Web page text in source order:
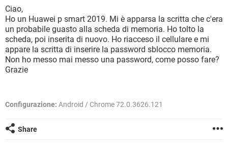
HARDWARE
INSTAGRAM
TIKTOK FACEBOOK
HARDWARE
iOS
INSTAGRAM WHATSAPP
TIKTOK FACEBOOK
HARDWARE
COVID-19
INTRATTENIMENTO ANDROID
iOS WINDOWS 10
INSTAGRAM WHATSAPP
TIKTOK
Ciao,
Ho un Huawei p smart 2019. Mi è apparsa la scritta che c'era
un probabile guasto alla scheda di memoria. Ho tolto la
scheda, poi inserita di nuovo. Ho riacceso il cellulare e mi
appare la scritta di inserire la password sblocco memoria.
Non ho messo mai messo una password, come posso fare?
Grazie
Configurazione: Android / Chrome 72.0.3626.121
Share